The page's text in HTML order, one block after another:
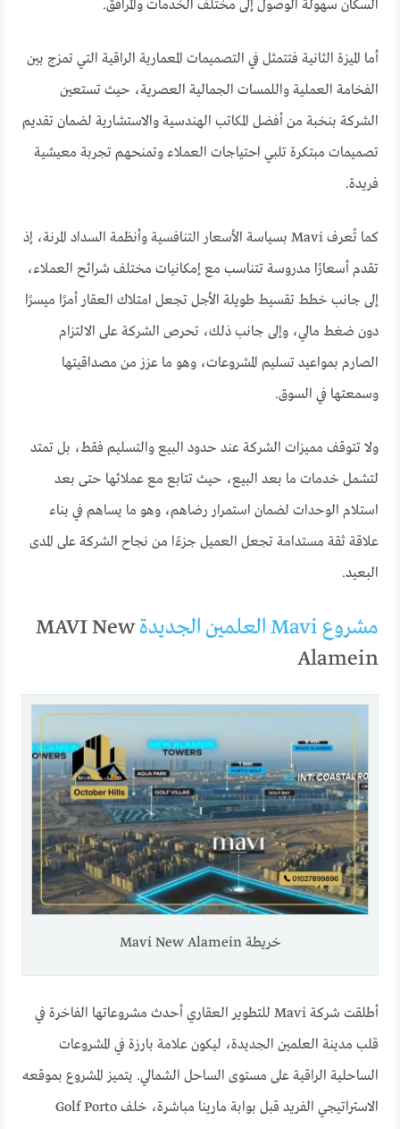
السكان سهولة الوصول إلى مختلف الخدمات والمرافق.
أما الميزة الثانية فتتمثل في التصميمات المعمارية الراقية التي تمزج بين
الفخامة العملية واللمسات الجمالية العصرية، حيث تستعين
الشركة بنخبة من أفضل المكاتب الهندسية والاستشارية لضمان تقديم
تصميمات مبتكرة تلبي احتياجات العملاء وتمنحهم تجربة معيشية
فريدة.
كما تُعرف Mavi بسياسة الأسعار التنافسية وأنظمة السداد المرنة، إذ
تقدم أسعارًا مدروسة تتناسب مع إمكانيات مختلف شرائح العملاء،
إلى جانب خطط تقسيط طويلة الأجل تجعل امتلاك العقار أمرًا ميسرًا
دون ضغط مالي، وإلى جانب ذلك، تحرص الشركة على الالتزام
الصارم بمواعيد تسليم المشروعات، وهو ما عزز من مصداقيتها
وسمعتها في السوق.
ولا تتوقف مميزات الشركة عند حدود البيع والتسليم فقط، بل تمتد
لتشمل خدمات ما بعد البيع، حيث تتابع مع عملائها حتى بعد
استلام الوحدات لضمان استمرار رضاهم، وهو ما يساهم في بناء
علاقة ثقة مستدامة تجعل العميل جزءًا من نجاح الشركة على المدى
البعيد.
مشروع Mavi العلمين الجديدة
MAVI New
Alamein
خريطة Mavi New Alamein
أطلقت شركة Mavi للتطوير العقاري أحدث مشروعاتها الفاخرة في
قلب مدينة العلمين الجديدة، ليكون علامة بارزة في المشروعات
الساحلية الراقية على مستوى الساحل الشمالي. يتميز المشروع بموقعه
الاستراتيجي الفريد قبل بوابة مارينا مباشرة، خلف Golf Porto